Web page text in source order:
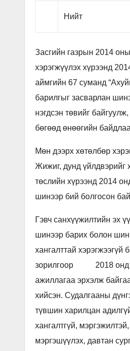
Нийт
Засгийн газрын 2014 оны
хэрэгжүүлэх хүрээнд
аймгийн 67 суманд
барилгыг засварлан
нэгдсэн төвийг
бөгөөд өнөөгийн
Мөн дээрх хөтөлбөр
Жижиг, дунд үйлдвэрийг
төслийн хүрээнд 2014
шинээр бий болгосон
Гэвч санхүүжилтийн эх
шинээр барих болон
хангалттай
зорилгоор 2018 онд 21
ажиллагаа эрхэлж
хийсэн. Судалгааны
түвшин харилцан
хангалтгүй,
мэргэшүүлэх, давтан